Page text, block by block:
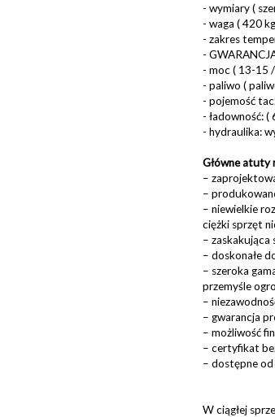
- wymiary (
- waga ( 420
- zakres
-
- moc ( 13-15
- paliwo (
- pojemość
- ładowność: (
- hydraulika:
Główne atuty
–
–
– niewielkie
ciężki sprzęt
– zaskakująca
– doskonałe
– szeroka
przemyśle
–
– gwarancja
– możliwość
– certyfikat
– dostępne
W ciągłej